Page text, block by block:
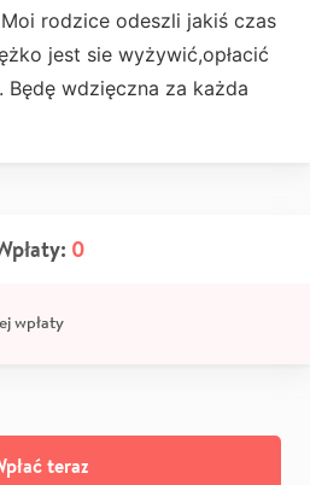
rodzice odeszli jakiś czas
jest sie wyżywić,opłacić
Będę wdzięczna za każda
0
wpłaty
teraz